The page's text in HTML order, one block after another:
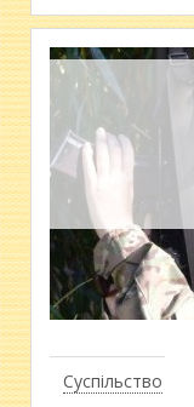
Суспільство